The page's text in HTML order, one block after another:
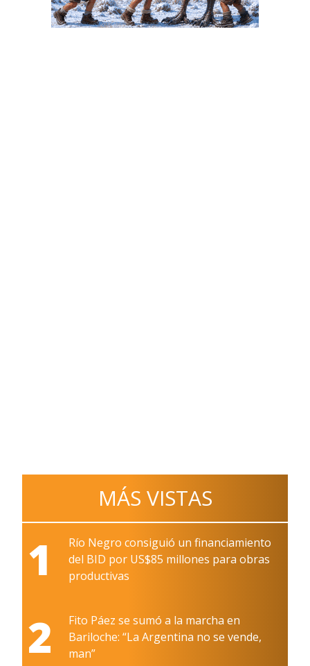
MÁS VISTAS
1
Río Negro consiguió un financiamiento
del BID por US$85 millones para obras
productivas
2
Fito Páez se sumó a la marcha en
Bariloche: “La Argentina no se vende,
man”